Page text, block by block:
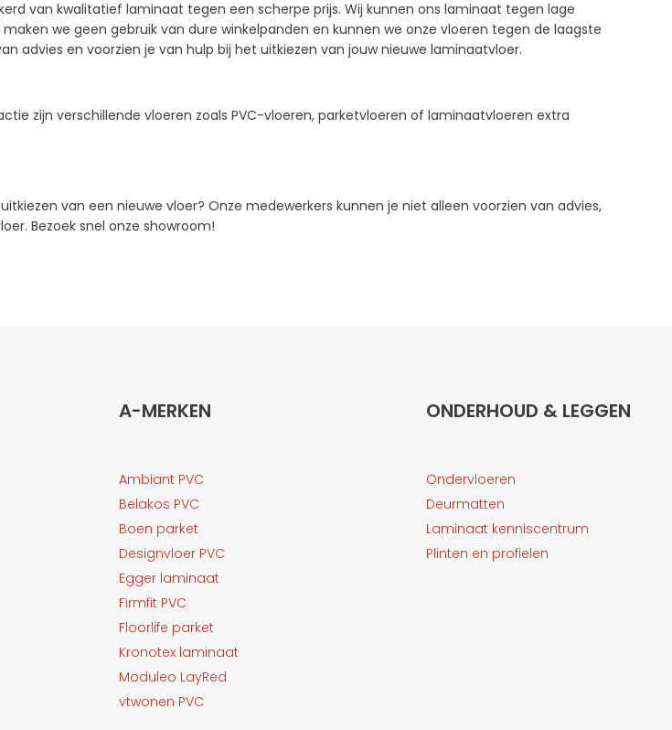
van kwalitatief laminaat tegen een scherpe prijs. Wij kunnen ons laminaat tegen lage
we geen gebruik van dure winkelpanden en kunnen we onze vloeren tegen de laagste
advies en voorzien je van hulp bij het uitkiezen van jouw nieuwe laminaatvloer.
zijn verschillende vloeren zoals PVC-vloeren, parketvloeren of laminaatvloeren extra
van een nieuwe vloer? Onze medewerkers kunnen je niet alleen voorzien van advies,
Bezoek snel onze showroom!
A-MERKEN
Ambiant PVC
Belakos PVC
Boen parket
Designvloer PVC
Egger laminaat
Firmfit PVC
Floorlife parket
Kronotex laminaat
Moduleo LayRed
vtwonen PVC
ONDERHOUD & LEGGEN
Ondervloeren
Deurmatten
Laminaat kenniscentrum
Plinten en profielen